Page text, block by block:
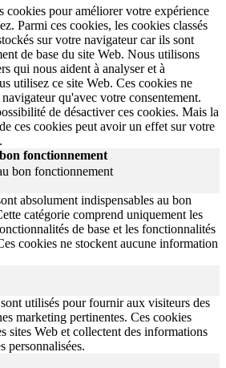
cookies pour améliorer votre expérience
Parmi ces cookies, les cookies classés
sur votre navigateur car ils sont
de base du site Web. Nous utilisons
qui nous aident à analyser et à
utilisez ce site Web. Ces cookies ne
qu'avec votre consentement.
de désactiver ces cookies. Mais la
ces cookies peut avoir un effet sur votre
fonctionnement
bon fonctionnement
absolument indispensables au bon
catégorie comprend uniquement les
de base et les fonctionnalités
cookies ne stockent aucune information
utilisés pour fournir aux visiteurs des
marketing pertinentes. Ces cookies
sites Web et collectent des informations
personnalisées.